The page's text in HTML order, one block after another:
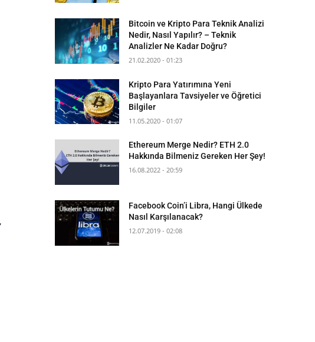
Bitcoin ve Kripto Para Teknik Analizi
Nedir, Nasıl Yapılır? – Teknik
Analizler Ne Kadar Doğru?
21.02.2020 - 01:23
Kripto Para Yatırımına Yeni
Başlayanlara Tavsiyeler ve Öğretici
Bilgiler
11.05.2020 - 01:07
Ethereum Merge Nedir? ETH 2.0
Hakkında Bilmeniz Gereken Her Şey!
16.08.2022 - 20:59
Facebook Coin’i Libra, Hangi Ülkede
Nasıl Karşılanacak?
12.07.2019 - 02:08